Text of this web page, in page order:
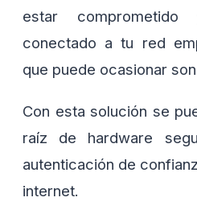
estar
conectado a tu red
que puede ocasionar
Con esta solución se
raíz de hardware
autenticación de
internet.